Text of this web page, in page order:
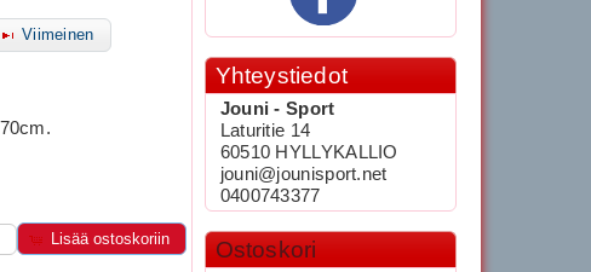
Viimeinen
Lisää ostoskoriin
Yhteystiedot
Jouni - Sport
Laturitie 14
60510 HYLLYKALLIO
jouni@jounisport.net
0400743377
Ostoskori